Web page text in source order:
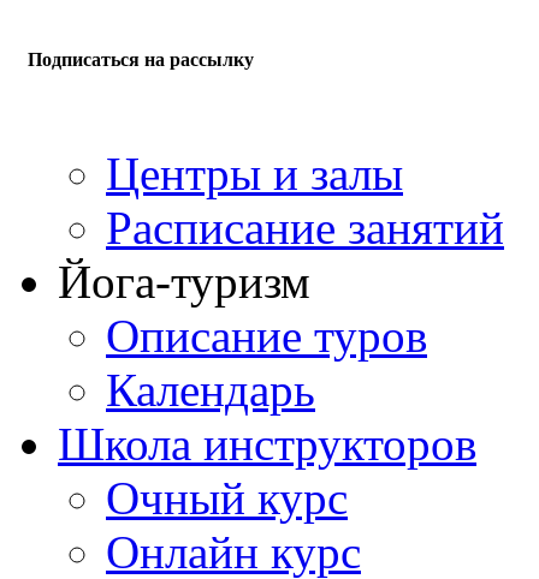
Подписаться на рассылку
Центры и залы
Расписание занятий
Йога-туризм
Описание туров
Календарь
Школа инструкторов
Очный курс
Онлайн курс